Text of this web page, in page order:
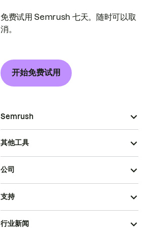
免费试用 Semrush 七天。随时可以取
消。
开始免费试用
Semrush
其他工具
公司
支持
行业新闻